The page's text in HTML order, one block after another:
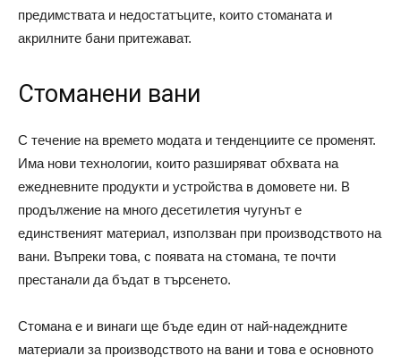
предимствата и недостатъците, които стоманата и
акрилните бани притежават.
Стоманени вани
С течение на времето модата и тенденциите се променят.
Има нови технологии, които разширяват обхвата на
ежедневните продукти и устройства в домовете ни. В
продължение на много десетилетия чугунът е
единственият материал, използван при производството на
вани. Въпреки това, с появата на стомана, те почти
престанали да бъдат в търсенето.
Стомана е и винаги ще бъде един от най-надеждните
материали за производството на вани и това е основното